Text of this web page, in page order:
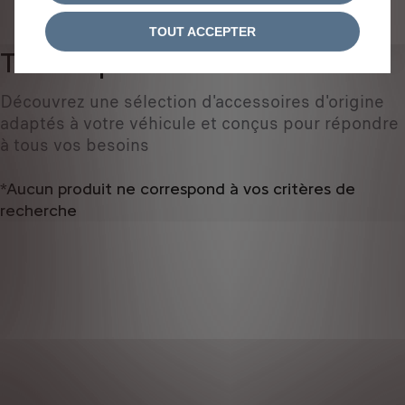
Tous les produits
Découvrez une sélection d'accessoires d'origine
adaptés à votre véhicule et conçus pour répondre
à tous vos besoins
*Aucun produit ne correspond à vos critères de
recherche
TOUT ACCEPTER